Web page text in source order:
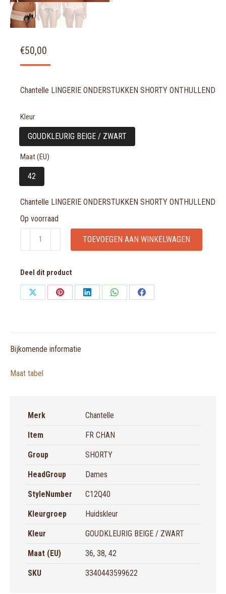
€50,00
Chantelle LINGERIE ONDERSTUKKEN SHORTY ONTHULLEND
Kleur
GOUDKLEURIG BEIGE / ZWART
Maat (EU)
42
Chantelle LINGERIE ONDERSTUKKEN SHORTY ONTHULLEND
Op voorraad
Chantelle
LINGERIE
SHORTY
ONTHULLEND
TOEVOEGEN AAN WINKELWAGEN
Deel dit product
Share
Share
Share
Share
Share
Bijkomende informatie
Maat tabel
Merk Chantelle
Item FR CHAN
Group SHORTY
HeadGroup Dames
StyleNumber C12Q40
Kleurgroep Huidskleur
Kleur GOUDKLEURIG BEIGE / ZWART
Maat (EU) 36, 38, 42
SKU 3340443599622